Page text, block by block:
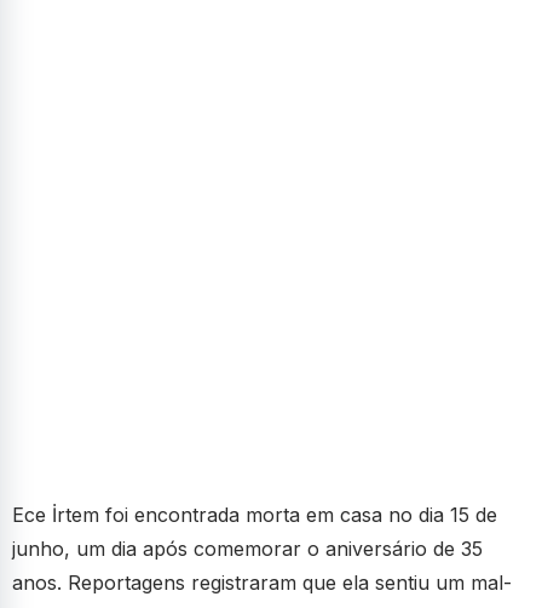
Ece İrtem foi encontrada morta em casa no dia 15 de
junho, um dia após comemorar o aniversário de 35
anos. Reportagens registraram que ela sentiu um mal-